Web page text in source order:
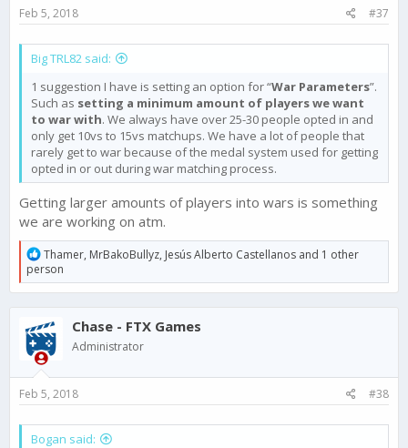
Feb 5, 2018 #37
Big TRL82 said:
1 suggestion I have is setting an option for “War Parameters”.
Such as setting a minimum amount of players we want
to war with. We always have over 25-30 people opted in and
only get 10vs to 15vs matchups. We have a lot of people that
rarely get to war because of the medal system used for getting
opted in or out during war matching process.
Getting larger amounts of players into wars is something
we are working on atm.
R
e
a
c
t
i
o
n
s
Thamer, MrBakoBullyz, Jesús Alberto Castellanos and 1 other
person
Chase - FTX Games
Administrator
Feb 5, 2018 #38
Bogan said: